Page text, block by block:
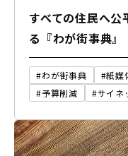
すべての住民へ
る『わが街事典』
#わが街事典 #紙媒
#予算削減
#サイネ